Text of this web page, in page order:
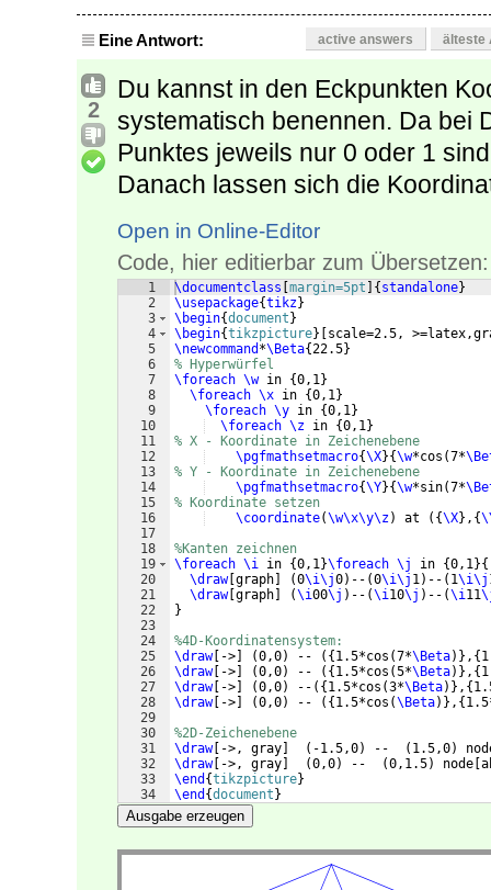
Eine Antwort: active answers älteste
2
Du kannst in den Eckpunkten
systematisch benennen. Da bei
Punktes jeweils nur 0 oder 1
Danach lassen sich die
Open in Online-Editor
Code, hier editierbar zum Übersetzen:
1
2
3
4
5
6
7
8
9
10
11
12
13
14
15
16
17
18
19
20
21
22
23
24
25
26
27
28
29
30
31
32
33
34
\documentclass margin=5pt { standalone}
\usepackage{tikz}
\begin{document }
\begin{tikzpicture}
scale=2.5,
\newcommand *\Beta{22.5}
% Hyperwürfel
\foreach \w in {0,1}
\foreach \x in {0,1}
\foreach \y in {0,1}
\foreach \z in {0,1}
% X - Koordinate in Zeichenebene
\pgfmathsetmacro{\X}{\w*cos (7*
% Y - Koordinate in Zeichenebene
\pgfmathsetmacro{\Y}{\w*sin(7*
% Koordinate setzen
\coordinate(\w\x\y\z) at ({\X} , {
%Kanten zeichnen
\foreach \i in {0,1}\foreach \j in {0,1}{
\draw[ graph (0\i\j0) -- (0\i\j 1) -- ( 1\i\j
\draw[ graph (\i00\j ) -- (\i10\j ) -- (\i11
}
%4D-Koordinatensystem:
\draw[ -> (0,0) -- ({ 1.5*cos (7*\Beta)} , {
\draw[ -> (0,0) -- ({ 1.5*cos (5*\Beta)} , {
\draw[ -> (0,0) -- ({ 1.5*cos (3*\Beta)} , {
\draw[ -> (0,0) -- ({ 1.5*cos (\Beta)} , {
%2D-Zeichenebene
\draw[ ->, gray ( -1.5,0) -- ( 1.5,0)
\draw[ ->, gray (0,0) -- (0,1.5) node
\end {tikzpicture}
\end {document }
Ausgabe erzeugen